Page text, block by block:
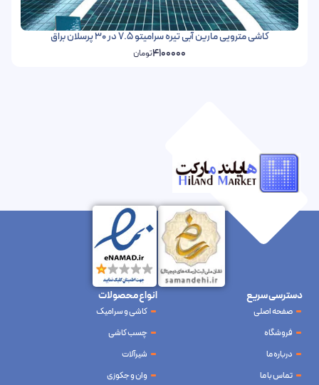
کاشی مترویی مارین آبی تیره سرامیتو 7.5 در 30 پرسلان براق
4100000تومان
دسترسی سریع
صفحه اصلی
فروشگاه
درباره ما
تماس با ما
انواع محصولات
کاشی و سرامیک
چسب کاشی
شیرآلات
وان و جکوزی